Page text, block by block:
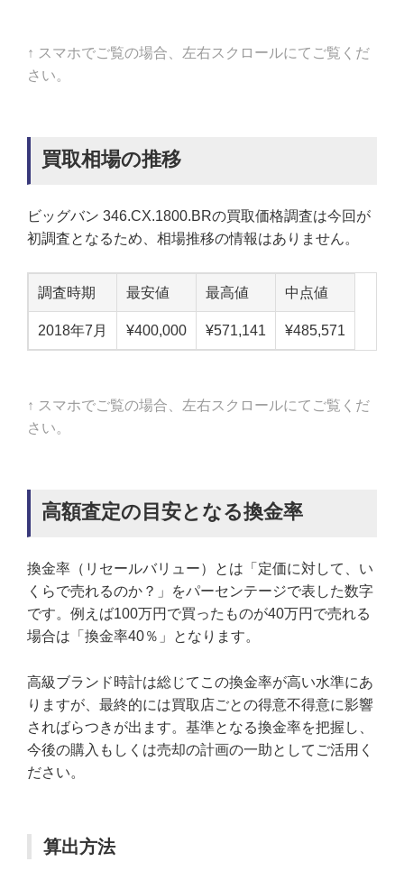
↑ スマホでご覧の場合、左右スクロールにてご覧くだ
さい。
買取相場の推移
ビッグバン 346.CX.1800.BRの買取価格調査は今回が
初調査となるため、相場推移の情報はありません。
調査時期 最安値 最高値 中点値
2018年7月 ¥400,000 ¥571,141 ¥485,571
↑ スマホでご覧の場合、左右スクロールにてご覧くだ
さい。
高額査定の目安となる換金率
換金率（リセールバリュー）とは「定価に対して、い
くらで売れるのか？」をパーセンテージで表した数字
です。例えば100万円で買ったものが40万円で売れる
場合は「換金率40％」となります。
高級ブランド時計は総じてこの換金率が高い水準にあ
りますが、最終的には買取店ごとの得意不得意に影響
さればらつきが出ます。基準となる換金率を把握し、
今後の購入もしくは売却の計画の一助としてご活用く
ださい。
算出方法